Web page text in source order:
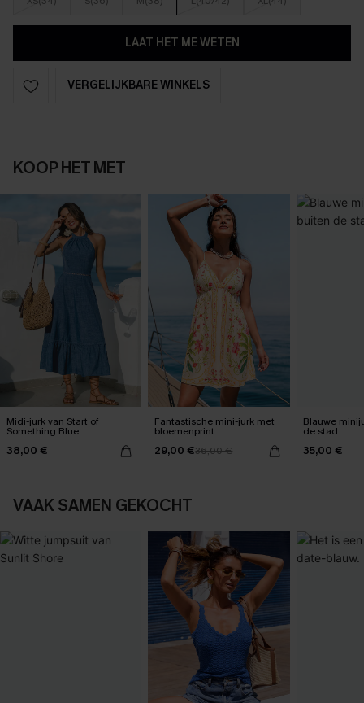
LAAT HET ME WETEN
VERGELIJKBARE WINKELS
KOOP HET MET
Midi-jurk van Start of
Something Blue
38,00 €
Fantastische mini-jurk met
bloemenprint
29,00 €36,00 €
Blauwe
de stad
35,00 €
VAAK SAMEN GEKOCHT